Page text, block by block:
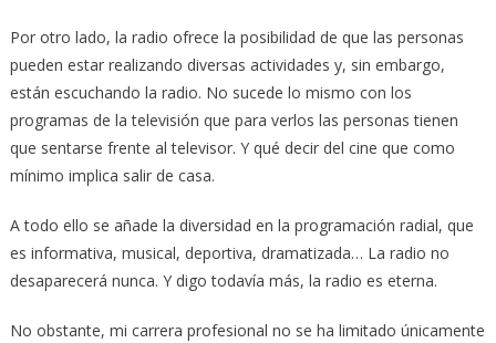
Por otro lado, la radio ofrece la posibilidad de que las personas
pueden estar realizando diversas actividades y, sin embargo,
están escuchando la radio. No sucede lo mismo con los
programas de la televisión que para verlos las personas tienen
que sentarse frente al televisor. Y qué decir del cine que como
mínimo implica salir de casa.
A todo ello se añade la diversidad en la programación radial, que
es informativa, musical, deportiva, dramatizada… La radio no
desaparecerá nunca. Y digo todavía más, la radio es eterna.
No obstante, mi carrera profesional no se ha limitado únicamente